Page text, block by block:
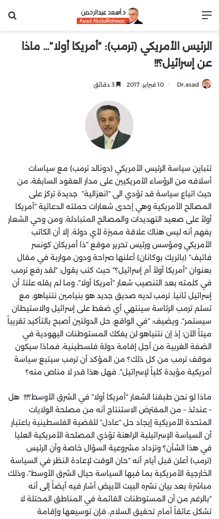
الرئيس الأمريكي (ترمب): “أمريكا أولا”… ماذا
عن إسرائيل؟!!
Dr.asad 10 فبراير، 2017
تتباين سياسة الرئيس الأمريكي (دونالد ترمب) مع سياسات
أسلافه من الرؤساء الأمريكيين على مدار العقود السابقة، من
حيث اتباع سياسة قد تؤدي الى “انعزالية” جديدة تركز على
المصالح الأمريكية وهي إحدى شعارات حملته الدعائية “أمريكا
أولاً على صعيد التهديدات والمصالح المتبادلة. ومن وحي الشعار
يفهم أنه ليس هناك علاقة مميزة لأي دولة. إلا أن الكاتب
الأمريكي ومؤسس ورئيس تحرير موقع “ذا أمريكان كونسر
فاتيف” (باتريك بوكانان) أعلنها صراحة ودون مواربة في مقال
بعنوان “أمريكا أولاً أم إسرائيل؟” حيث كتب يقول: “لقد رفع ترمب
في كلمته بعد التنصيب شعار “أمريكا أولا”، وما لم يقله علنا، أن
إسرائيل ثانيا. ترمب لديه صديق جديد هو بنيامين نتنياهو. مع
تسلم ترمب الرئاسة سينتهي أي ضغط على إسرائيل والاستيطان
سيستمر”. ويضيف: “في الواقع، حل الدولتين أصبح بالتأكيد تقريباً
ميتاً الآن؛ إذ إن نتنياهو لن يفكك المستوطنات اليهودية في
الضفة الغربية من أجل إقامة دولة فلسطينية، فماذا سيكون
موقف ترمب من كل ذلك؟ من المؤكد أن ترمب سيتبع سياسة
أمريكية مؤيدة كلياً لإسرائيل”. فهل هذا قدر لا مناص منه؟
ماذا لو نحن طبقنا الشعار “أمريكا أولا” في الشرق الأوسط؟!!! هل
– عندئذ – من المفترض الاستنتاج أنه من مصلحة الولايات
المتحدة الأمريكية إيجاد حل “عادل” للقضية الفلسطينية باعتبار
أن السياسة الإسرائيلية الراهنة تؤذي المصلحة الأمريكية العليا
في هذا الشأن؟ وتزداد مشروعية السؤال خاصة وأن الرئيس
(ترمب) أعلن قبل أيام أنه “حان الوقت لإعادة النظر في السياسة
الخارجية الأمريكية بما فيها السياسة حيال الشرق الأوسط”، وذلك
مباشرة بعد بيان نشره البيت الأبيض أشار فيه أيضاً إلى أنه
“بالرغم من أن المستوطنات القائمة في المناطق المحتلة لا
تشكل عائقاً أمام تحقيق السلام، فإن توسيعها وإقامة